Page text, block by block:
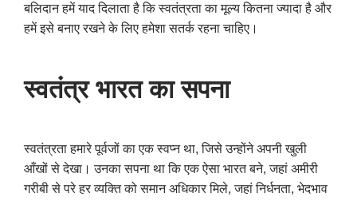
बलिदान हमें याद दिलाता है कि स्वतंत्रता का मूल्य कितना ज्यादा है और
हमें इसे बनाए रखने के लिए हमेशा सतर्क रहना चाहिए।
स्वतंत्र भारत का सपना
स्वतंत्रता हमारे पूर्वजों का एक स्वप्न था, जिसे उन्होंने अपनी खुली
आँखों से देखा। उनका सपना था कि एक ऐसा भारत बने, जहां अमीरी
गरीबी से परे हर व्यक्ति को समान अधिकार मिले, जहां निर्धनता, भेदभाव